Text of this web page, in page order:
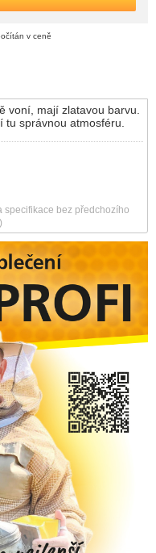
v ceně
voní, mají zlatavou barvu.
správnou atmosféru.
specifikace bez předchozího